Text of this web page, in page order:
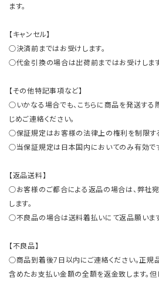
ます。
【キャンセル】
○決済前まではお受けします。
○代金引換の場合は出荷前まではお受けします
【その他特記事項など】
○いかなる場合でも、こちらに商品を発送する
じめご連絡ください。
○保証規定はお客様の法律上の権利を制限す
○当保証規定は日本国内においてのみ有効で
【返品送料】
○お客様のご都合による返品の場合は、弊社
します。
○不良品の場合は送料着払いにて返品願います
【不良品】
○商品到着後7日以内にご連絡ください。正規
含めたお支払い金額の全額を返金致します。但